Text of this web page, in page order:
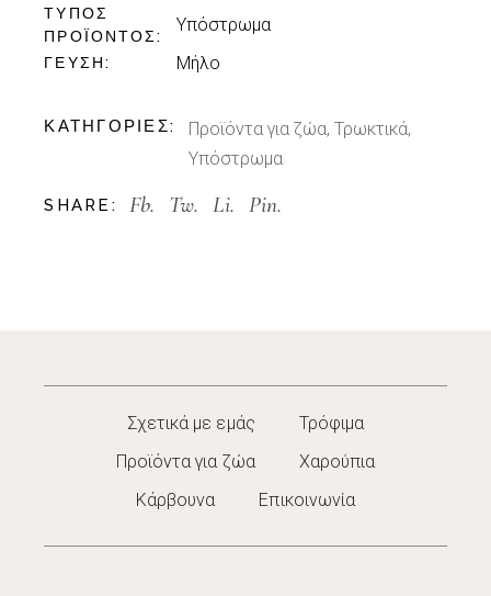
ΤΎΠΟΣ
ΠΡΟΪΌΝΤΟΣ
Υπόστρωμα
ΓΕΎΣΗ Μήλο
ΚΑΤΗΓΟΡΊΕΣ: Προϊόντα για ζώα,Τρωκτικά,
Υπόστρωμα
SHARE: Fb. Tw. Li. Pin.
Σχετικά με εμάς
Τρόφιμα
Προϊόντα για ζώα
Χαρούπια
Κάρβουνα
Επικοινωνία